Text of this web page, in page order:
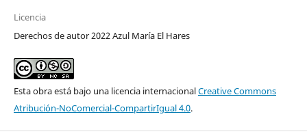
Licencia
Derechos de autor 2022 Azul María El Hares
Esta obra está bajo una licencia internacionalCreative Commons
Atribución-NoComercial-CompartirIgual 4.0.